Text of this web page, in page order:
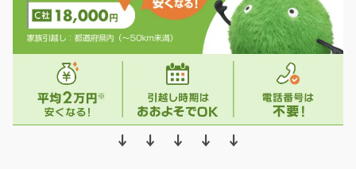
↓ ↓ ↓ ↓ ↓